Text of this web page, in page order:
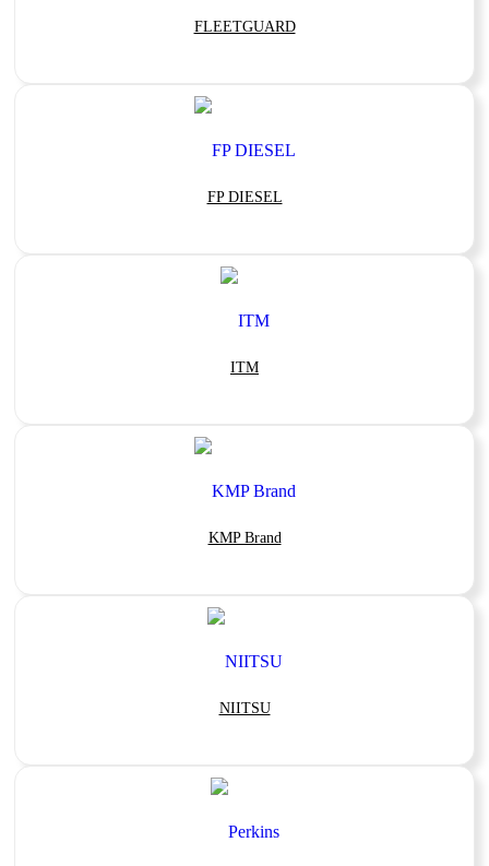
FLEETGUARD
FP DIESEL
ITM
KMP Brand
NIITSU